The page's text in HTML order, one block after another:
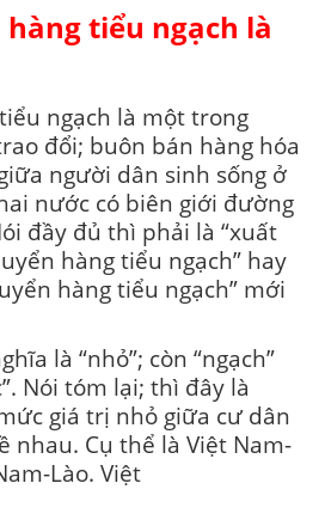
tiểu ngạch là
ngạch là một trong
đổi; buôn bán hàng hóa
người dân sinh sống ở
nước có biên giới đường
đầy đủ thì phải là “xuất
hàng tiểu ngạch” hay
hàng tiểu ngạch” mới
là “nhỏ”; còn “ngạch”
Nói tóm lại; thì đây là
giá trị nhỏ giữa cư dân
nhau. Cụ thể là Việt Nam-
Lào. Việt